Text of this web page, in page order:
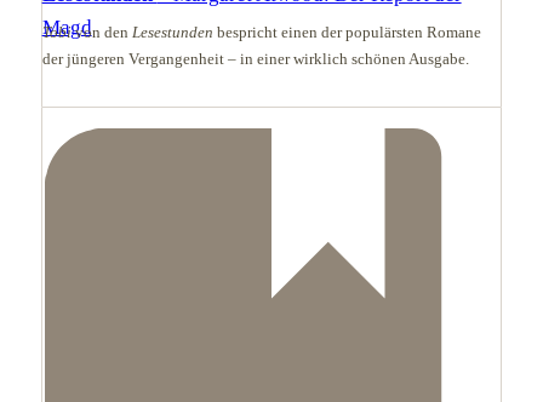
Magd
Tobivon den Lesestunden bespricht einen der populärsten Romane
der jüngeren Vergangenheit – in einer wirklich schönen Ausgabe.